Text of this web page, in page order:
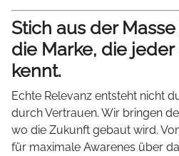
Stich aus der
die Marke, die
kennt.
Echte Relevanz entsteht nicht
durch Vertrauen. Wir bringen
wo die Zukunft gebaut wird.
für maximale Awarenes über